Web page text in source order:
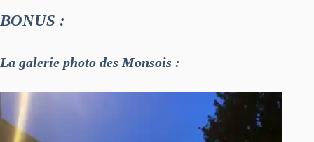
BONUS :
La galerie photo des Monsois :